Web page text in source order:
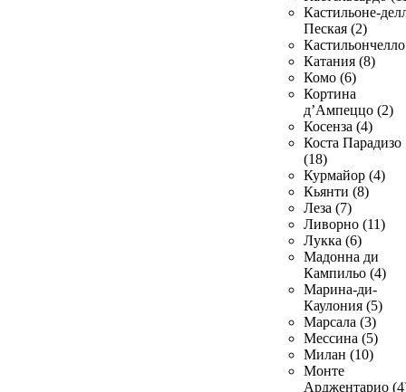
Кастильоне-
Пеская (2)
Катания (8)
Комо (6)
Кортина
д’Ампеццо (2)
Косенза (4)
Коста Парадизо
(18)
Курмайор (4)
Кьянти (8)
Леза (7)
Ливорно (11)
Лукка (6)
Мадонна ди
Кампильо (4)
Марина-ди-
Каулония (5)
Марсала (3)
Мессина (5)
Милан (10)
Монте
Арджентарио